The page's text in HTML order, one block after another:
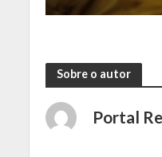
Sobre o autor
Portal